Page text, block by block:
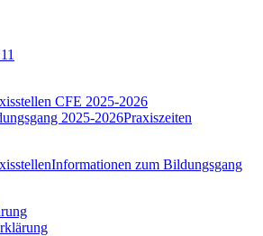
CFE 2025-2026
2025-2026Praxiszeiten
Informationen zum Bildungsgang